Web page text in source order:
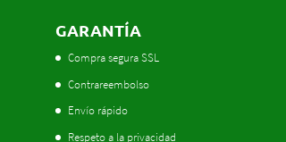
GARANTÍA
Compra segura SSL
Contrareembolso
Envío rápido
Respeto a la privacidad